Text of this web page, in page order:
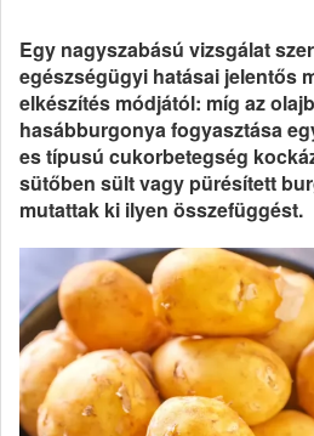
Egy nagyszabású vizsgálat
egészségügyi hatásai jelentős
elkészítés módjától: míg az
hasábburgonya fogyasztása
es típusú cukorbetegség
sütőben sült vagy pürésített
mutattak ki ilyen összefüggést.